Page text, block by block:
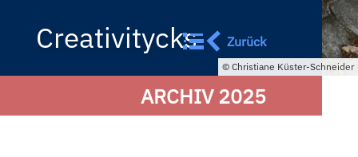
Creativitycks Zurück
ARCHIV 2025
Christiane Küster-Schneider